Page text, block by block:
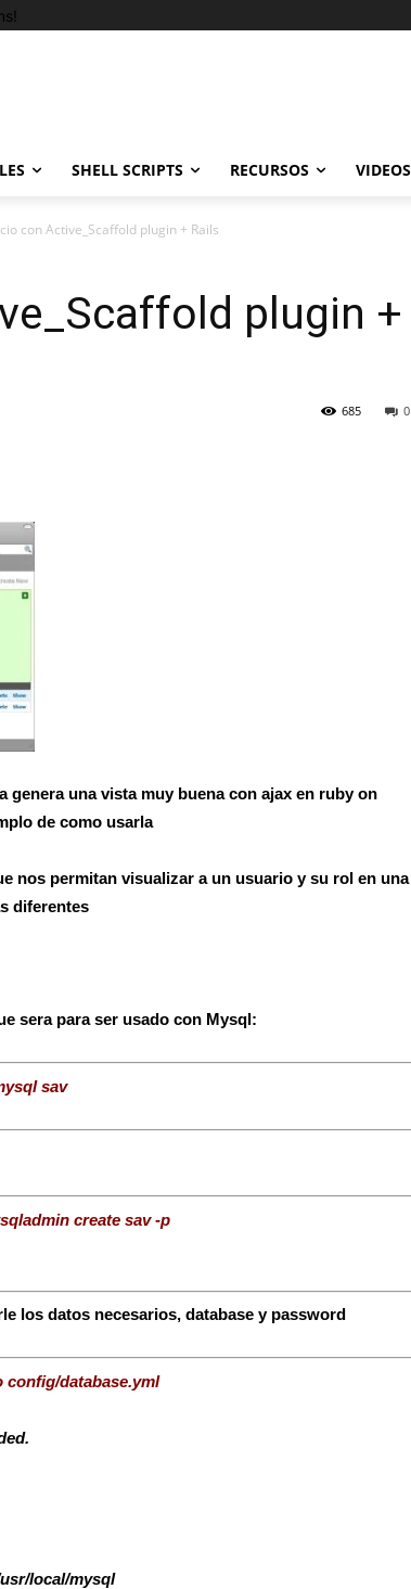
SHELL SCRIPTS RECURSOS VIDEOS
con Active_Scaffold plugin + Rails
plugin +
0
685
genera una vista muy buena con ajax en ruby on
de como usarla
nos permitan visualizar a un usuario y su rol en una
diferentes
sera para ser usado con Mysql:
sav
create sav -p
los datos necesarios, database y password
config/database.yml
local/mysql